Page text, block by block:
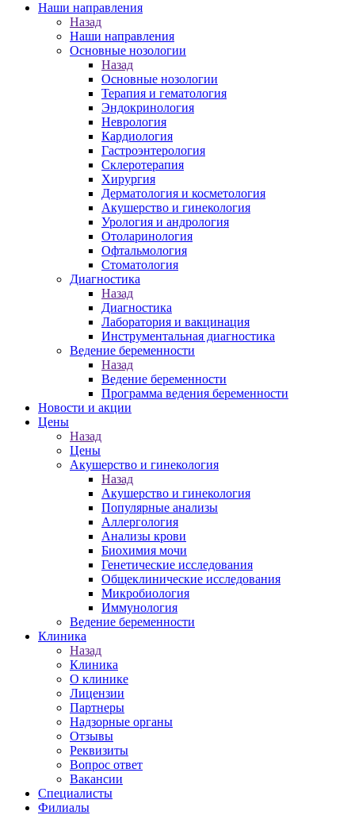
Наши направления
Назад
Наши направления
Основные нозологии
Назад
Основные нозологии
Терапия и гематология
Эндокринология
Неврология
Кардиология
Гастроэнтерология
Склеротерапия
Хирургия
Дерматология и косметология
Акушерство и гинекология
Урология и андрология
Отоларинология
Офтальмология
Стоматология
Диагностика
Назад
Диагностика
Лаборатория и вакцинация
Инструментальная диагностика
Ведение беременности
Назад
Ведение беременности
Программа ведения беременности
Новости и акции
Цены
Назад
Цены
Акушерство и гинекология
Назад
Акушерство и гинекология
Популярные анализы
Аллергология
Анализы крови
Биохимия мочи
Генетические исследования
Общеклинические исследования
Микробиология
Иммунология
Ведение беременности
Клиника
Назад
Клиника
О клинике
Лицензии
Партнеры
Надзорные органы
Отзывы
Реквизиты
Вопрос ответ
Вакансии
Специалисты
Филиалы